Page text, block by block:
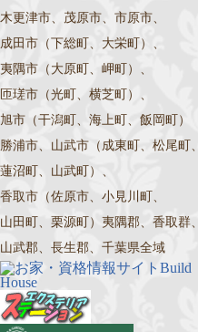
木更津市、茂原市、市原市、
成田市（下総町、大栄町）、
夷隅市（大原町、岬町）、
匝瑳市（光町、横芝町）、
旭市（干潟町、海上町、飯岡町）
勝浦市、山武市（成東町、松尾町、
蓮沼町、山武町）、
香取市（佐原市、小見川町、
山田町、栗源町）夷隅郡、香取群、
山武郡、長生郡、千葉県全域